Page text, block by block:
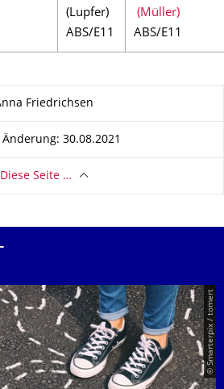
(Lupfer)
ABS/E11
(Müller)
ABS/E11
Friedrichsen
Änderung: 30.08.2021
Diese Seite …
© Smarterpix / tomert